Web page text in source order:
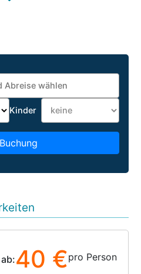
Kinder
40 €pro Person